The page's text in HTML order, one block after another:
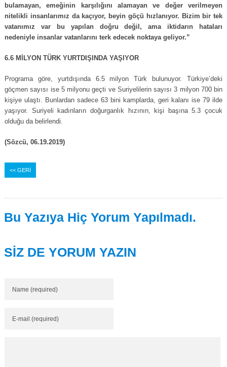
bulamayan, emeğinin karşılığını alamayan ve değer verilmeyen
nitelikli insanlarımız da kaçıyor, beyin göçü hızlanıyor. Bizim bir tek
vatanımız var bu yapılan doğru değil, ama iktidarın hataları
nedeniyle insanlar vatanlarını terk edecek noktaya geliyor.”
6.6 MİLYON TÜRK YURTDIŞINDA YAŞIYOR
Programa göre, yurtdışında 6.5 milyon Türk bulunuyor. Türkiye’deki
göçmen sayısı ise 5 milyonu geçti ve Suriyelilerin sayısı 3 milyon 700 bin
kişiye ulaştı. Bunlardan sadece 63 bini kamplarda, geri kalanı ise 79 ilde
yaşıyor. Suriyeli kadınların doğurganlık hızının, kişi başına 5.3 çocuk
olduğu da belirlendi.
(Sözcü, 06.19.2019)
<< GERİ
Bu Yazıya Hiç Yorum Yapılmadı.
SİZ DE YORUM YAZIN